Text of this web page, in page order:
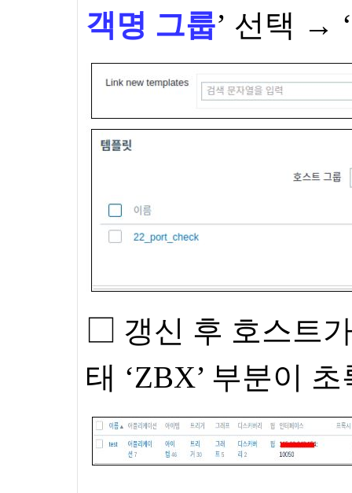
객명 그룹’ 선택 → ‘
□ 갱신 후 호스트
태 ‘ZBX’ 부분이